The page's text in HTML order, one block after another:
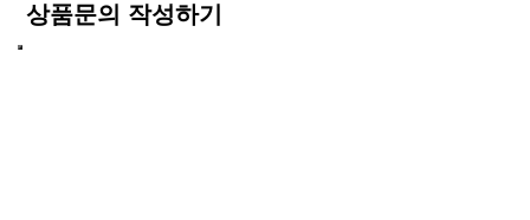
상품문의 작성하기